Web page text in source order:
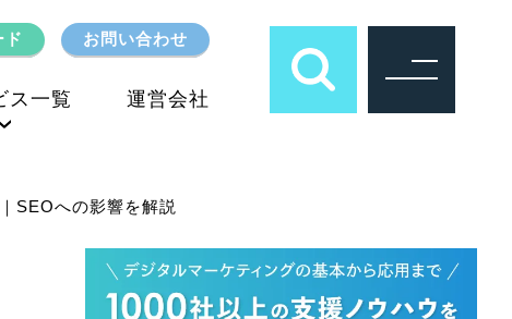
ド お問い合わせ
ス一覧 運営会社
SEOへの影響を解説